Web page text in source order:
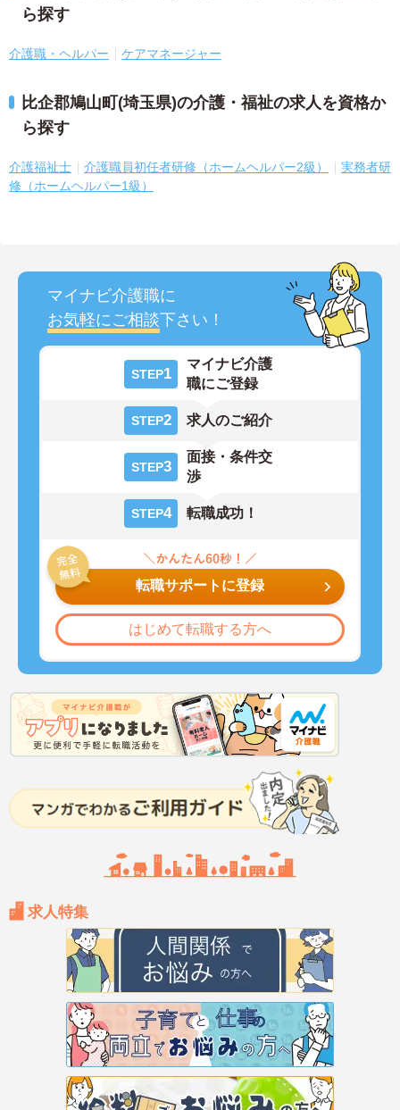
ら探す
介護職・ヘルパー ケアマネージャー
比企郡鳩山町(埼玉県)の介護・福祉の求人を資格か
ら探す
介護福祉士 介護職員初任者研修（ホームヘルパー2級）
実務者研
修（ホームヘルパー1級）
マイナビ介護職に
お気軽にご相談下さい！
STEP1
マイナビ介護
職にご登録
STEP2 求人のご紹介
STEP3
面接・条件交
渉
STEP4 転職成功！
転職サポートに登録
はじめて転職する方へ
求人特集